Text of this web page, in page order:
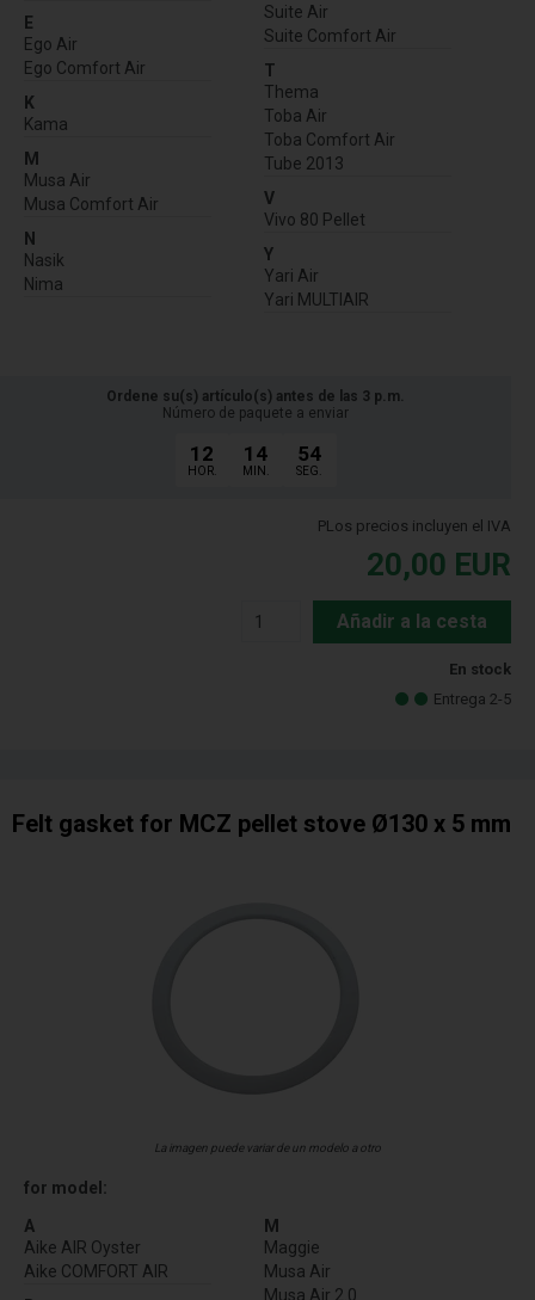
E
Ego Air
Ego Comfort Air
K
Kama
M
Musa Air
Musa Comfort Air
N
Nasik
Nima
Suite Air
Suite Comfort Air
T
Thema
Toba Air
Toba Comfort Air
Tube 2013
V
Vivo 80 Pellet
Y
Yari Air
Yari MULTIAIR
Ordene su(s) artículo(s) antes de las 3 p.m.
Número de paquete a enviar
12
HOR.
14
MIN.
53
SEG.
PLos precios incluyen el IVA
20,00 EUR
Añadir a la cesta
En stock
Entrega 2-5
Felt gasket for MCZ pellet stove Ø130 x 5 mm
La imagen puede variar de un modelo a otro
for model:
A
Aike AIR Oyster
Aike COMFORT AIR
M
Maggie
Musa Air
Musa Air 2.0